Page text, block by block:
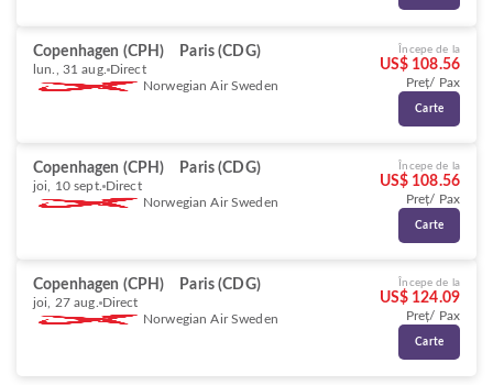
Copenhagen (CPH) Paris (CDG)
lun., 31 aug. Direct
Norwegian Air Sweden
Începe de la
US$ 108.56
Preț/ Pax
Carte
Copenhagen (CPH) Paris (CDG)
joi, 10 sept. Direct
Norwegian Air Sweden
Începe de la
US$ 108.56
Preț/ Pax
Carte
Copenhagen (CPH) Paris (CDG)
joi, 27 aug. Direct
Norwegian Air Sweden
Începe de la
US$ 124.09
Preț/ Pax
Carte